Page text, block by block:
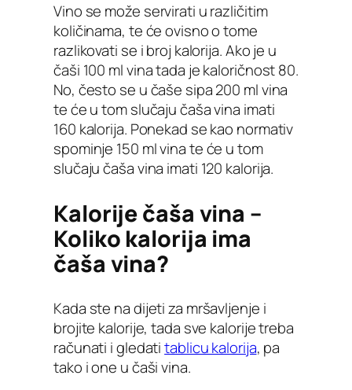
Vino se može servirati u različitim
količinama, te će ovisno o tome
razlikovati se i broj kalorija. Ako je u
čaši 100 ml vina tada je kaloričnost 80.
No, često se u čaše sipa 200 ml vina
te će u tom slučaju čaša vina imati
160 kalorija. Ponekad se kao normativ
spominje 150 ml vina te će u tom
slučaju čaša vina imati 120 kalorija.
Kalorije čaša vina –
Koliko kalorija ima
čaša vina?
Kada ste na dijeti za mršavljenje i
brojite kalorije, tada sve kalorije treba
računati i gledatitablicu kalorija, pa
tako i one u čaši vina.